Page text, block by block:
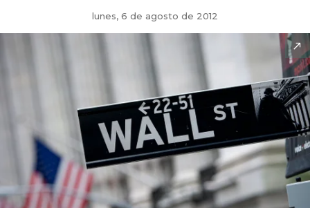
lunes, 6 de agosto de 2012